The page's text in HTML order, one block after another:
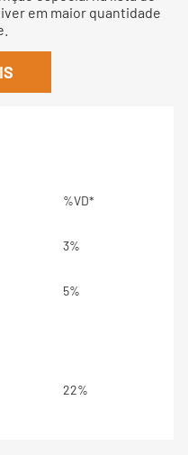
em maior quantidade
%VD*
3%
5%
22%